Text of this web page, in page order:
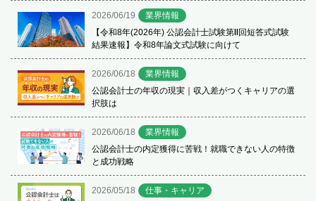
2026/06/19
業界情報
【令和8年(2026年) 公認会計士試験第Ⅱ回短答式試験
結果速報】令和8年論文式試験に向けて
2026/06/18
業界情報
公認会計士の年収の現実｜収入差がつくキャリアの選
択肢は
2026/06/18
業界情報
公認会計士の内定獲得に苦戦！就職できない人の特徴
と成功戦略
2026/05/18
仕事・キャリア